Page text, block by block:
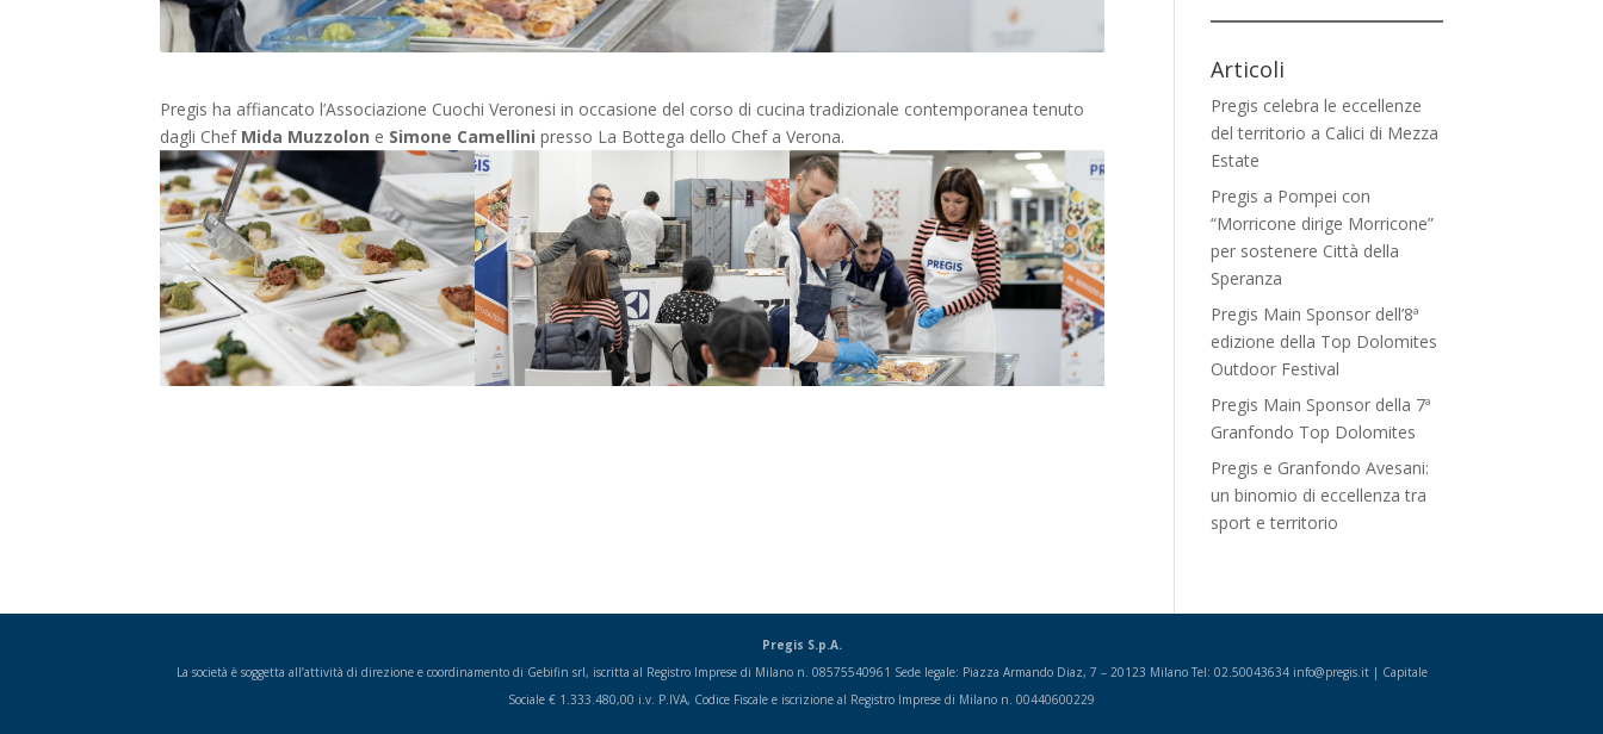
Pregis ha affiancato l’Associazione Cuochi Veronesi in occasione del corso di cucina tradizionale contemporanea tenuto
dagli ChefMida Muzzolon e Simone Camellini presso La Bottega dello Chef a Verona.
Articoli
Pregis celebra le eccellenze
del territorio a Calici di Mezza
Estate
Pregis a Pompei con
“Morricone dirige Morricone”
per sostenere Città della
Speranza
Pregis Main Sponsor dell’8ª
edizione della Top Dolomites
Outdoor Festival
Pregis Main Sponsor della 7ª
Granfondo Top Dolomites
Pregis e Granfondo Avesani:
un binomio di eccellenza tra
sport e territorio
Pregis S.p.A.
La società è soggetta all’attività di direzione e coordinamento di Gebifin srl, iscritta al Registro Imprese di Milano n. 08575540961 Sede legale: Piazza Armando Diaz, 7 – 20123 Milano Tel: 02.50043634 info@pregis.it | Capitale
Sociale € 1.333.480,00 i.v. P.IVA, Codice Fiscale e iscrizione al Registro Imprese di Milano n. 00440600229